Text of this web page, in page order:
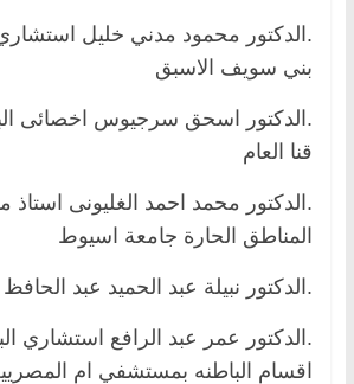
.الدكتور محمود مدني خليل استشاري
بني سويف الاسبق
.الدكتور اسحق سرجيوس اخصائى
قنا العام
.الدكتور محمد احمد الغليونى
المناطق الحارة جامعة اسيوط
.الدكتور نبيلة عبد الحميد عبد الحافظ
.الدكتور عمر عبد الرافع استشاري
اقسام الباطنه بمستشفي ام